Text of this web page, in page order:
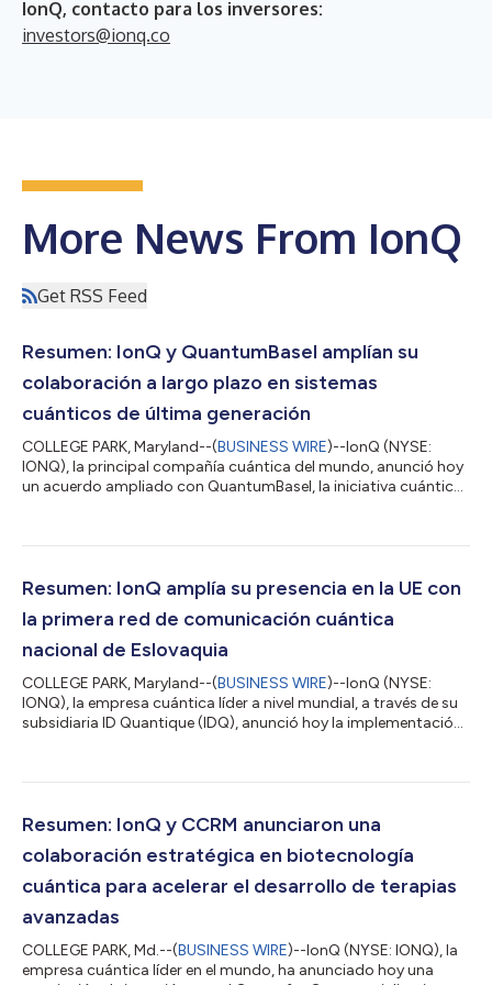
IonQ, contacto para los inversores:
investors@ionq.co
More News From IonQ
Get RSS Feed
Resumen: IonQ y QuantumBasel amplían su
colaboración a largo plazo en sistemas
cuánticos de última generación
COLLEGE PARK, Maryland--(BUSINESS WIRE)--IonQ (NYSE:
IONQ), la principal compañía cuántica del mundo, anunció hoy
un acuerdo ampliado con QuantumBasel, la iniciativa cuántica
existente, el IonQ Forte Enterprise, y asegura la propiedad de un
acuerdo eleva el valor total de la colaboración entre
QuantumBasel e IonQ a más de...
Resumen: IonQ amplía su presencia en la UE con
la primera red de comunicación cuántica
nacional de Eslovaquia
COLLEGE PARK, Maryland--(BUSINESS WIRE)--IonQ (NYSE:
IONQ), la empresa cuántica líder a nivel mundial, a través de su
subsidiaria ID Quantique (IDQ), anunció hoy la implementación
la Academia Eslovaca de Ciencias (IPSAS), el nuevo sistema
fortalecer la infraestructura de ciberseguridad del país y brindar
Resumen: IonQ y CCRM anunciaron una
colaboración estratégica en biotecnología
cuántica para acelerar el desarrollo de terapias
avanzadas
COLLEGE PARK, Md.--(BUSINESS WIRE)--IonQ (NYSE: IONQ), la
empresa cuántica líder en el mundo, ha anunciado hoy una